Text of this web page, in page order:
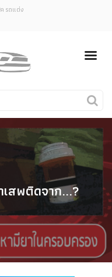
อน
ารเมื่อมีการอัพเดต
รถแต่ง
รถใหม่
คนรักรถ
รถแต่ง
พริตตี้
งานแสดงรถ
Car In The Movie
สเปคราคา รถยนต์
สพติดจาก...?